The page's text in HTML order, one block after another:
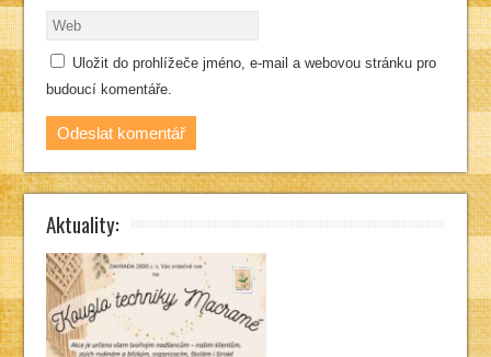
Uložit do prohlížeče jméno, e-mail a webovou stránku pro
budoucí komentáře.
Aktuality: